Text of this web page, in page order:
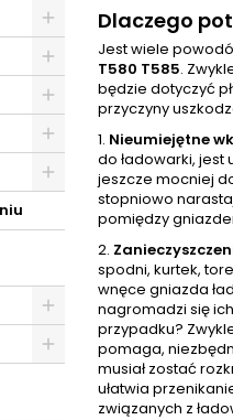
Dlaczego
Jest wiele
T580 T585.
będzie dotyczyć
przyczyny
1. Nieumiejętne
do ładowarki,
jeszcze mocniej
stopniowo
pomiędzy
2.
spodni, kurtek,
wnęce gniazda
nagromadzi się
przypadku?
pomaga,
musiał zostać
ułatwia
związanych z